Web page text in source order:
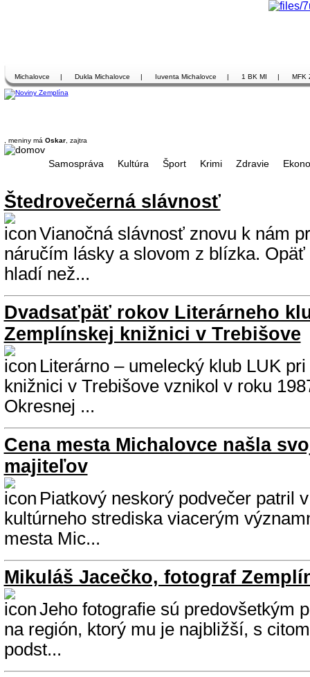
Michalovce | Dukla Michalovce | Iuventa Michalovce | 1 BK MI | MFK
, meniny má Oskar, zajtra
Samospráva Kultúra Šport Krimi Zdravie
Štedrovečerná slávnosť
Vianočná slávnosť znovu k nám
náručím lásky a slovom z blízka. Opäť
hladí než...
Dvadsaťpäť rokov Literárneho
Zemplínskej knižnici v Trebišove
Literárno – umelecký klub LUK
knižnici v Trebišove vznikol v roku
Okresnej ...
Cena mesta Michalovce našla
majiteľov
Piatkový neskorý podvečer patril
kultúrneho strediska viacerým
mesta Mic...
Mikuláš Jacečko, fotograf
Jeho fotografie sú predovšetkým
na región, ktorý mu je najbližší, s
podst...